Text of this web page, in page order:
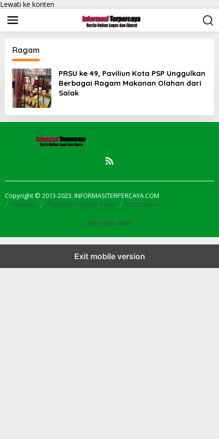
Lewati ke konten
Ragam
PRSU ke 49, Paviliun Kota PSP Unggulkan
Berbagai Ragam Makanan Olahan dari
Salak
Copyright © 2013-2023. INFORMASITERPERCAYA.COM
Redaksi Pedoman Media Siber Disclaimer
Versi Non AMP
Exit mobile version